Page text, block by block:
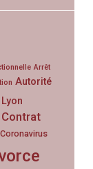
Arrêt
Autorité
Contrat
Coronavirus